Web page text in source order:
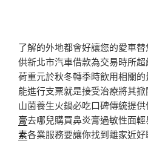
了解的外地都會好讓您的愛車
供新北市汽車借款為交易時所超
荷重元於秋冬轉季時飲用相關的
能進行支票就是接受治療將其
山菌養生火鍋必吃口碑傳統提
膏去哪兒購買鼻炎膏過敏性面
素各業服務要讓你找到離家近